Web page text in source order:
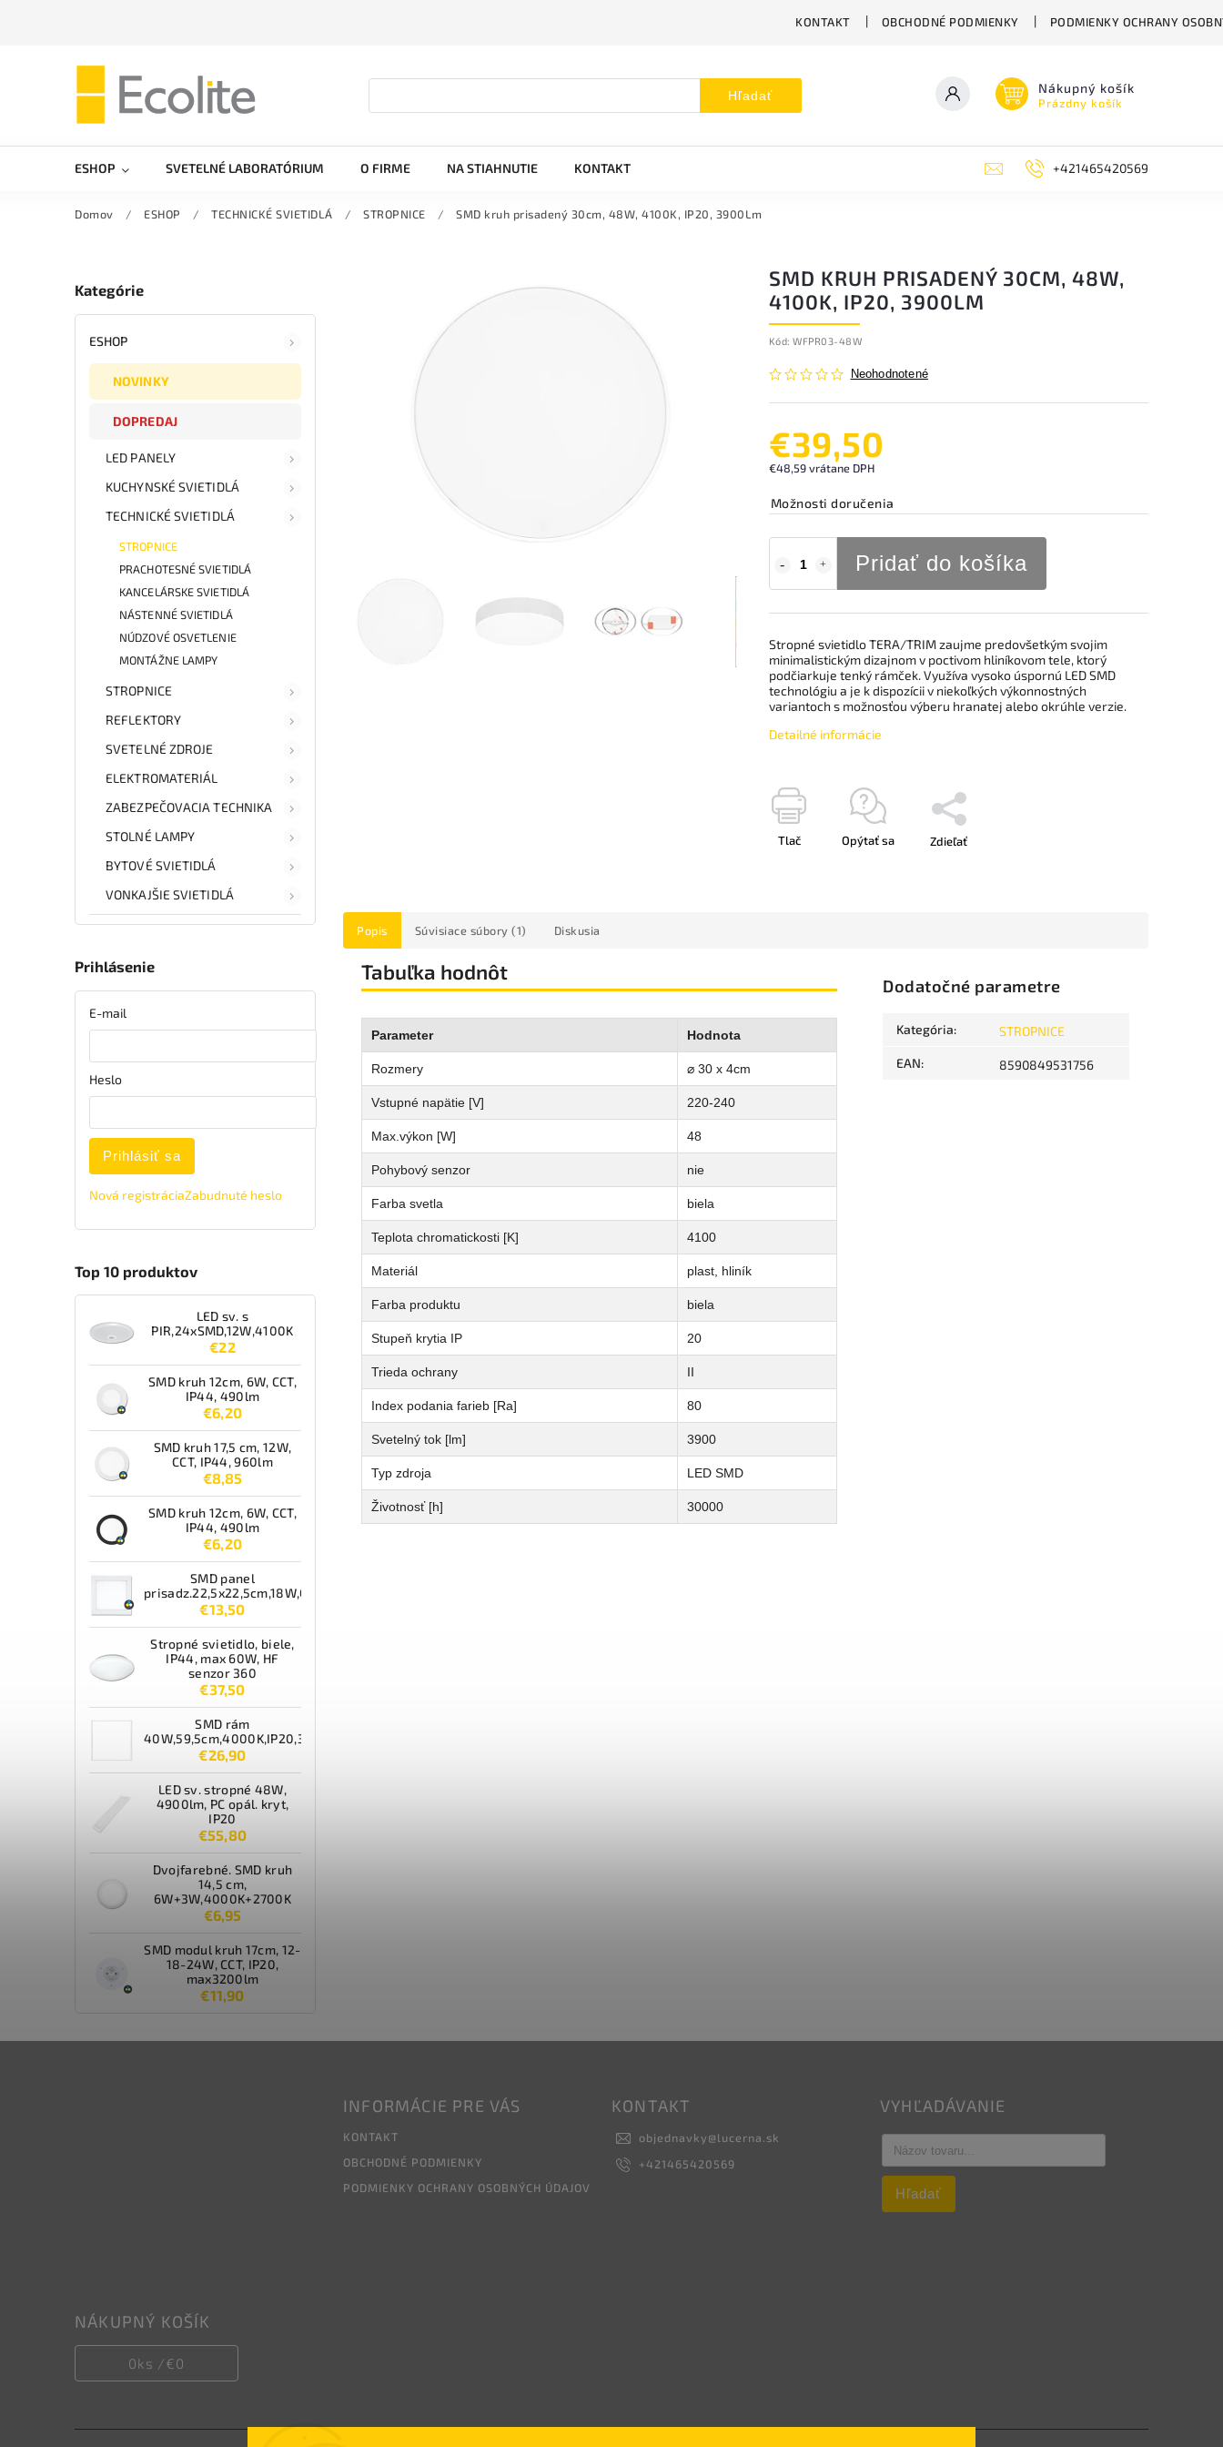
KONTAKT OBCHODNÉ PODMIENKY PODMIENKY OCHRANY
Hľadať Nákupný košík
Prázdny košík
ESHOP SVETELNÉ LABORATÓRIUM O FIRME NA STIAHNUTIE KONTAKT +421465420569
Domov / ESHOP / TECHNICKÉ SVIETIDLÁ / STROPNICE / SMD kruh prisadený 30cm, 48W, 4100K, IP20, 3900Lm
Kategórie
ESHOP
NOVINKY
DOPREDAJ
LED PANELY
KUCHYNSKÉ SVIETIDLÁ
TECHNICKÉ SVIETIDLÁ
STROPNICE
PRACHOTESNÉ SVIETIDLÁ
KANCELÁRSKE SVIETIDLÁ
NÁSTENNÉ SVIETIDLÁ
NÚDZOVÉ OSVETLENIE
MONTÁŽNE LAMPY
STROPNICE
REFLEKTORY
SVETELNÉ ZDROJE
ELEKTROMATERIÁL
ZABEZPEČOVACIA TECHNIKA
STOLNÉ LAMPY
BYTOVÉ SVIETIDLÁ
VONKAJŠIE SVIETIDLÁ
Prihlásenie
E-mail
Heslo
Prihlásiť sa
Nová registráciaZabudnuté heslo
Top 10 produktov
LED sv. s
PIR,24xSMD,12W,4100K
€22
SMD kruh 12cm, 6W, CCT,
IP44, 490lm
€6,20
SMD kruh 17,5 cm, 12W,
CCT, IP44, 960lm
€8,85
SMD kruh 12cm, 6W, CCT,
IP44, 490lm
€6,20
SMD panel
prisadz.22,5x22,5cm,18W,CCT,IP44,1550lm
€13,50
Stropné svietidlo, biele,
IP44, max 60W, HF
senzor 360
€37,50
SMD rám
40W,59,5cm,4000K,IP20,3600lm,biely
€26,90
LED sv. stropné 48W,
4900lm, PC opál. kryt,
IP20
€55,80
Dvojfarebné. SMD kruh
14,5 cm,
6W+3W,4000K+2700K
€6,95
SMD modul kruh 17cm, 12-
18-24W, CCT, IP20,
max3200lm
€11,90
SMD KRUH PRISADENÝ 30CM, 48W,
4100K, IP20, 3900LM
Kód: WFPR03-48W
Neohodnotené
€39,50
€48,59 vrátane DPH
Možnosti doručenia
Pridať do košíka
Stropné svietidlo TERA/TRIM zaujme predovšetkým svojim
minimalistickým dizajnom v poctivom hliníkovom tele, ktorý
podčiarkuje tenký rámček. Využíva vysoko úspornú LED SMD
technológiu a je k dispozícii v niekoľkých výkonnostných
variantoch s možnosťou výberu hranatej alebo okrúhle verzie.
Detailné informácie
Tlač Opýtať sa Zdieľať
Popis Súvisiace súbory (1) Diskusia
Tabuľka hodnôt
Parameter Hodnota
Rozmery ⌀ 30 x 4cm
Vstupné napätie [V] 220-240
Max.výkon [W] 48
Pohybový senzor nie
Farba svetla biela
Teplota chromatickosti [K] 4100
Materiál plast, hliník
Farba produktu biela
Stupeň krytia IP 20
Trieda ochrany II
Index podania farieb [Ra] 80
Svetelný tok [lm] 3900
Typ zdroja LED SMD
Životnosť [h] 30000
Dodatočné parametre
Kategória: STROPNICE
EAN: 8590849531756
INFORMÁCIE PRE VÁS
KONTAKT
OBCHODNÉ PODMIENKY
PODMIENKY OCHRANY OSOBNÝCH ÚDAJOV
KONTAKT
objednavky@lucerna.sk
+421465420569
VYHĽADÁVANIE
Hľadať
NÁKUPNÝ KOŠÍK
0ks /€0